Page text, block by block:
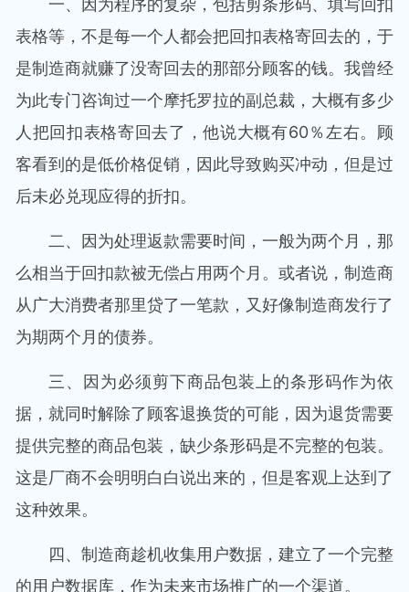
一、因为程序的复杂，包括剪条形码、填写回扣
表格等，不是每一个人都会把回扣表格寄回去的，于
是制造商就赚了没寄回去的那部分顾客的钱。我曾经
为此专门咨询过一个摩托罗拉的副总裁，大概有多少
人把回扣表格寄回去了，他说大概有60％左右。顾
客看到的是低价格促销，因此导致购买冲动，但是过
后未必兑现应得的折扣。
二、因为处理返款需要时间，一般为两个月，那
么相当于回扣款被无偿占用两个月。或者说，制造商
从广大消费者那里贷了一笔款，又好像制造商发行了
为期两个月的债券。
三、因为必须剪下商品包装上的条形码作为依
据，就同时解除了顾客退换货的可能，因为退货需要
提供完整的商品包装，缺少条形码是不完整的包装。
这是厂商不会明明白白说出来的，但是客观上达到了
这种效果。
四、制造商趁机收集用户数据，建立了一个完整
的用户数据库，作为未来市场推广的一个渠道。